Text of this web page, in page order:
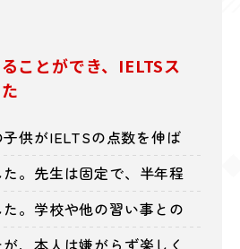
ことができ、IELTSス
供がIELTSの点数を伸ば
。先生は固定で、半年程
。学校や他の習い事との